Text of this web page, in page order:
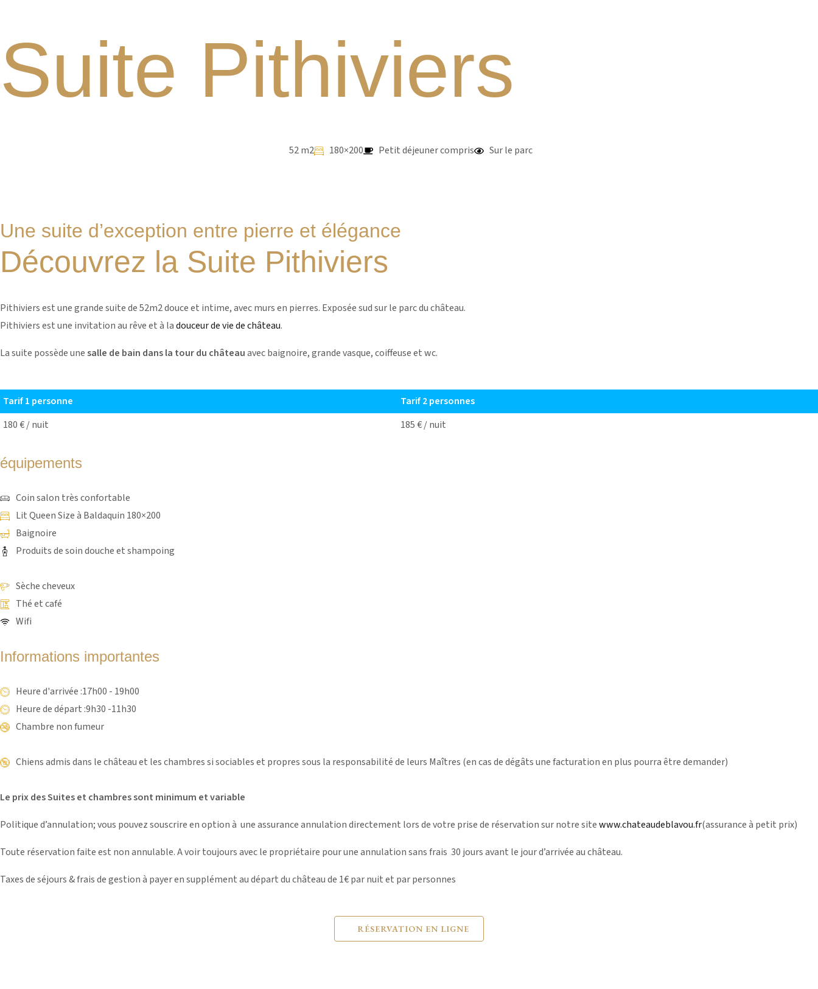
Suite Pithiviers
52 m2 180×200 Petit déjeuner compris Sur le parc
Une suite d’exception entre pierre et élégance
Découvrez la Suite Pithiviers
Pithiviers est une grande suite de 52m2 douce et intime, avec murs en pierres. Exposée sud sur le parc du château.
Pithiviers est une invitation au rêve et à ladouceur de vie de château.
La suite possède unesalle de bain dans la tour du châteauavec baignoire, grande vasque, coiffeuse et wc.
Tarif 1 personne
Tarif 2 personnes
180 € / nuit
185 € / nuit
équipements
Coin salon très confortable
Lit Queen Size à Baldaquin 180×200
Baignoire
Produits de soin douche et shampoing
Sèche cheveux
Thé et café
Wifi
Informations importantes
Heure d'arrivée :17h00 - 19h00
Heure de départ :9h30 -11h30
Chambre non fumeur
Chiens admis dans le château et les chambres si sociables et propres sous la responsabilité de leurs Maîtres (en cas de dégâts une facturation en plus pourra être demander)
Le prix des Suites et chambres sont minimum et variable
Politique d’annulation; vous pouvez souscrire en option à une assurance annulation directement lors de votre prise de réservation sur notre sitewww.chateaudeblavou.fr(assurance à petit prix)
Toute réservation faite est non annulable. A voir toujours avec le propriétaire pour une annulation sans frais 30 jours avant le jour d’arrivée au château.
Taxes de séjours & frais de gestion à payer en supplément au départ du château de 1€ par nuit et par personnes
RÉSERVATION EN LIGNE